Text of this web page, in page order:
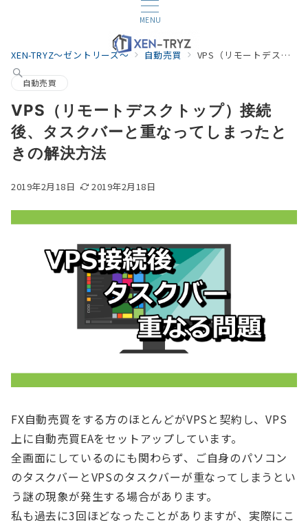
MENU
XEN-TRYZ～ゼントリーズ～ 自動売買 VPS（リモートデスクトップ）接続後、タスクバーと重なってしまったときの解決方法
自動売買
VPS（リモートデスクトップ）接続
後、タスクバーと重なってしまったと
きの解決方法
2019年2月18日 2019年2月18日
FX自動売買をする方のほとんどがVPSと契約し、VPS
上に自動売買EAをセットアップしています。
全画面にしているのにも関わらず、ご自身のパソコン
のタスクバーとVPSのタスクバーが重なってしまうとい
う謎の現象が発生する場合があります。
私も過去に3回ほどなったことがありますが、実際にこ